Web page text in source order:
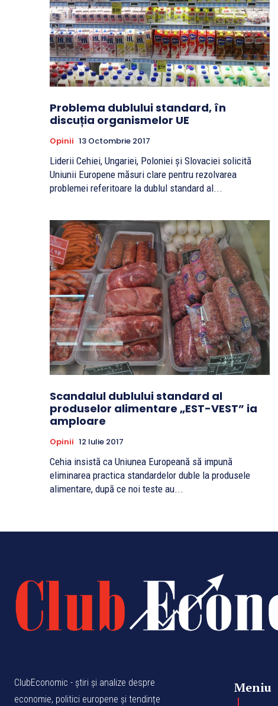
Problema dublului standard, în
discuția organismelor UE
Opinii 13 Octombrie 2017
Liderii Cehiei, Ungariei, Poloniei și Slovaciei solicită
Uniunii Europene măsuri clare pentru rezolvarea
problemei referitoare la dublul standard al...
Scandalul dublului standard al
produselor alimentare „EST-VEST” ia
amploare
Opinii 12 Iulie 2017
Cehia insistă ca Uniunea Europeană să impună
eliminarea practica standardelor duble la produsele
alimentare, după ce noi teste au...
ClubEconomic - știri și analize despre
economie, politici europene și tendințe
Meniu